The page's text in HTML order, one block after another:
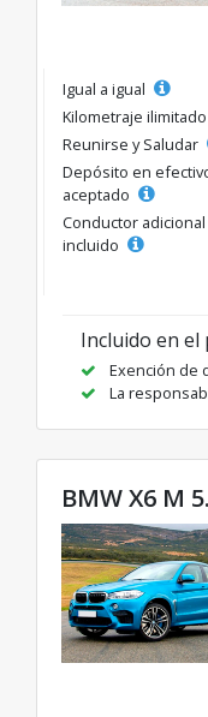
Igual a igual
Kilometraje ilimitado
Reunirse y Saludar
Depósito en
aceptado
Conductor adicional
incluido
Incluido en el
Exención de
La
BMW X6 M